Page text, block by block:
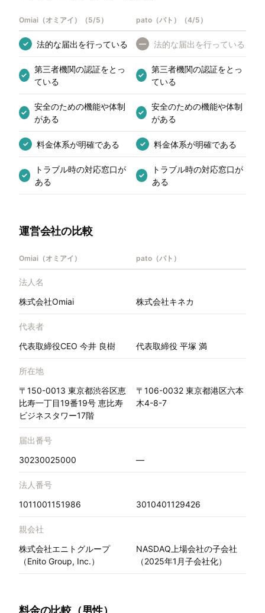
Omiai（オミアイ） （5/5 ） pato（パト） （4/5 ）
✓ 法的な届出を行っている — 法的な届出を行っている
✓
第三者機関の認証をとっ
ている
✓
第三者機関の認証をとっ
ている
✓
安全のための機能や体制
がある
✓
安全のための機能や体制
がある
✓ 料金体系が明確である ✓ 料金体系が明確である
✓
トラブル時の対応窓口が
ある
✓
トラブル時の対応窓口が
ある
運営会社の比較
Omiai（オミアイ） pato（パト）
法人名
株式会社Omiai
株式会社キネカ
代表者
代表取締役CEO 今井 良樹
代表取締役 平塚 満
所在地
〒150-0013 東京都渋谷区恵
比寿一丁目19番19号 恵比寿
ビジネスタワー17階
〒106-0032 東京都港区六本
木4-8-7
届出番号
30230025000
—
法人番号
1011001151986
3010401129426
親会社
株式会社エニトグループ
（Enito Group, Inc.）
NASDAQ上場会社の子会社
（2025年1月子会社化）